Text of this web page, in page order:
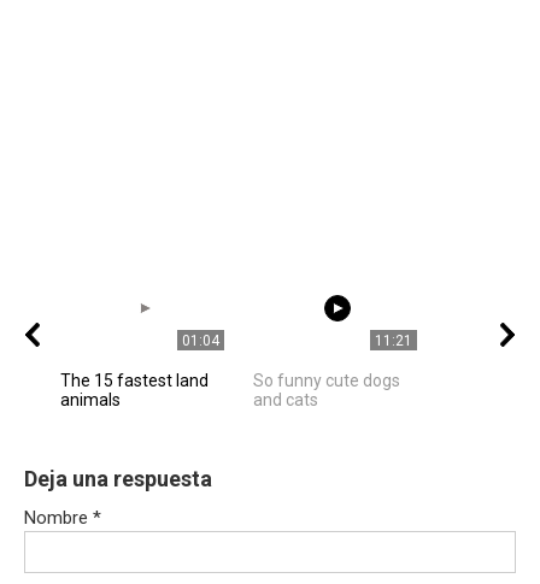
01:04
The 15 fastest land
animals
11:21
So funny cute dogs
and cats
Deja una respuesta
Nombre *